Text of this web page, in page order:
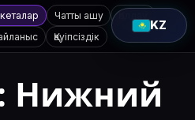
Чатты ашу
Қолдау
Қауіпсіздік
KZ
Нижний